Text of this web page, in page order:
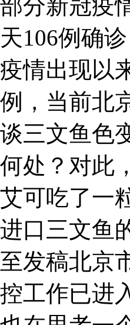
部分新冠疫
天106例确
疫情出现以
例，当前北
谈三文鱼色
何处？对此
艾可吃了一
进口三文鱼
至发稿北京
控工作已进